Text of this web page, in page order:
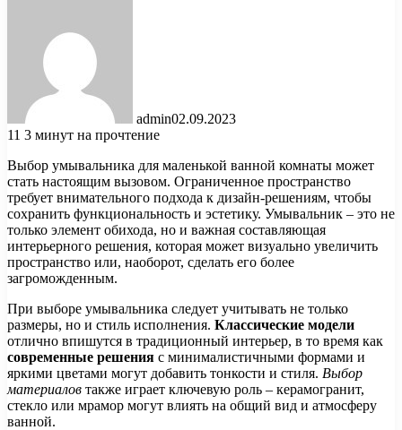
admin02.09.2023
11 3 минут на прочтение
Выбор умывальника для маленькой ванной комнаты может
стать настоящим вызовом. Ограниченное пространство
требует внимательного подхода к дизайн-решениям, чтобы
сохранить функциональность и эстетику. Умывальник – это не
только элемент обихода, но и важная составляющая
интерьерного решения, которая может визуально увеличить
пространство или, наоборот, сделать его более
загроможденным.
При выборе умывальника следует учитывать не только
размеры, но и стиль исполнения. Классические модели
отлично впишутся в традиционный интерьер, в то время как
современные решения с минималистичными формами и
яркими цветами могут добавить тонкости и стиля. Выбор
материалов также играет ключевую роль – керамогранит,
стекло или мрамор могут влиять на общий вид и атмосферу
ванной.